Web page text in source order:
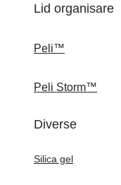
Lid organisare
Peli™
Peli Storm™
Diverse
Silica gel